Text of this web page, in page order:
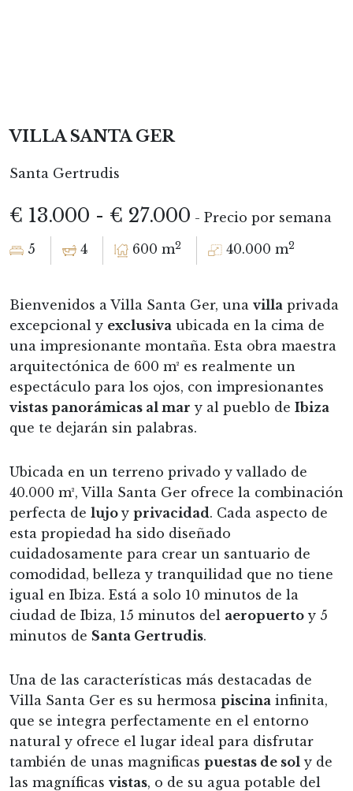
VILLA SANTA GER
Santa Gertrudis
€ 13.000 - € 27.000 - Precio por semana
5 4 600 m2 40.000 m2
Bienvenidos a Villa Santa Ger, una villa privada
excepcional y exclusiva ubicada en la cima de
una impresionante montaña. Esta obra maestra
arquitectónica de 600 m² es realmente un
espectáculo para los ojos, con impresionantes
vistas panorámicas al mar y al pueblo de Ibiza
que te dejarán sin palabras.
Ubicada en un terreno privado y vallado de
40.000 m², Villa Santa Ger ofrece la combinación
perfecta de lujoy privacidad. Cada aspecto de
esta propiedad ha sido diseñado
cuidadosamente para crear un santuario de
comodidad, belleza y tranquilidad que no tiene
igual en Ibiza. Está a solo 10 minutos de la
ciudad de Ibiza, 15 minutos del aeropuerto y 5
minutos de Santa Gertrudis.
Una de las características más destacadas de
Villa Santa Ger es su hermosa piscina infinita,
que se integra perfectamente en el entorno
natural y ofrece el lugar ideal para disfrutar
también de unas magnificas puestas de sol y de
las magníficas vistas, o de su agua potable del